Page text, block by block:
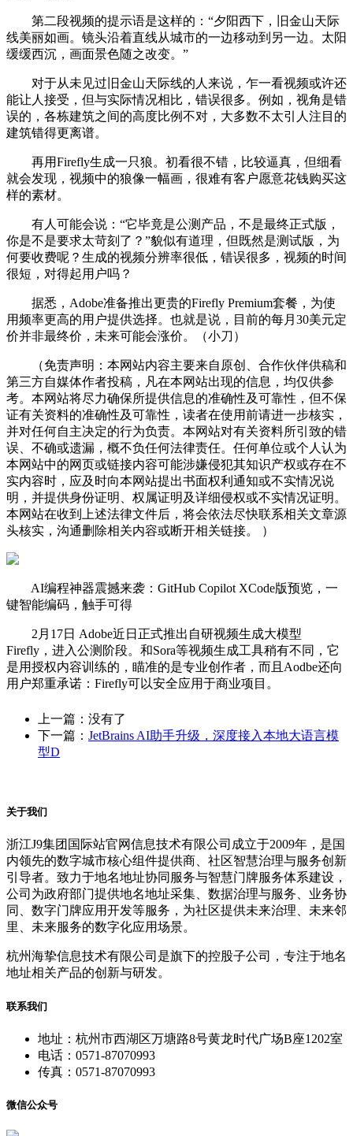
第二段视频的提示语是这样的：“夕阳西下，旧金山天际
线美丽如画。镜头沿着直线从城市的一边移动到另一边。太阳
缓缓西沉，画面景色随之改变。”
对于从未见过旧金山天际线的人来说，乍一看视频或许还
能让人接受，但与实际情况相比，错误很多。例如，视角是错
误的，各栋建筑之间的高度比例不对，大多数不太引人注目的
建筑错得更离谱。
再用Firefly生成一只狼。初看很不错，比较逼真，但细看
就会发现，视频中的狼像一幅画，很难有客户愿意花钱购买这
样的素材。
有人可能会说：“它毕竟是公测产品，不是最终正式版，
你是不是要求太苛刻了？”貌似有道理，但既然是测试版，为
何要收费呢？生成的视频分辨率很低，错误很多，视频的时间
很短，对得起用户吗？
据悉，Adobe准备推出更贵的Firefly Premium套餐，为使
用频率更高的用户提供选择。也就是说，目前的每月30美元定
价并非最终价，未来可能会涨价。（小刀）
（免责声明：本网站内容主要来自原创、合作伙伴供稿和
第三方自媒体作者投稿，凡在本网站出现的信息，均仅供参
考。本网站将尽力确保所提供信息的准确性及可靠性，但不保
证有关资料的准确性及可靠性，读者在使用前请进一步核实，
并对任何自主决定的行为负责。本网站对有关资料所引致的错
误、不确或遗漏，概不负任何法律责任。任何单位或个人认为
本网站中的网页或链接内容可能涉嫌侵犯其知识产权或存在不
实内容时，应及时向本网站提出书面权利通知或不实情况说
明，并提供身份证明、权属证明及详细侵权或不实情况证明。
本网站在收到上述法律文件后，将会依法尽快联系相关文章源
头核实，沟通删除相关内容或断开相关链接。 ）
AI编程神器震撼来袭：GitHub Copilot XCode版预览，一
键智能编码，触手可得
2月17日 Adobe近日正式推出自研视频生成大模型
Firefly，进入公测阶段。和Sora等视频生成工具稍有不同，它
是用授权内容训练的，瞄准的是专业创作者，而且Aodbe还向
用户郑重承诺：Firefly可以安全应用于商业项目。
上一篇：没有了
下一篇： JetBrains AI助手升级，深度接入本地大语言模
型D
关于我们
浙江J9集团国际站官网信息技术有限公司成立于2009年，是国
内领先的数字城市核心组件提供商、社区智慧治理与服务创新
引导者。致力于地名地址协同服务与智慧门牌服务体系建设，
公司为政府部门提供地名地址采集、数据治理与服务、业务协
同、数字门牌应用开发等服务，为社区提供未来治理、未来邻
里、未来服务的数字化应用场景。
杭州海挚信息技术有限公司是旗下的控股子公司，专注于地名
地址相关产品的创新与研发。
联系我们
地址：杭州市西湖区万塘路8号黄龙时代广场B座1202室
电话：0571-87070993
传真：0571-87070993
微信公众号